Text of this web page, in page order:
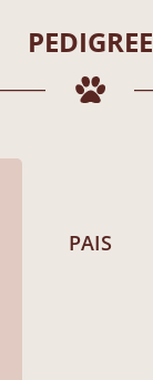
PEDIGREE
PAIS